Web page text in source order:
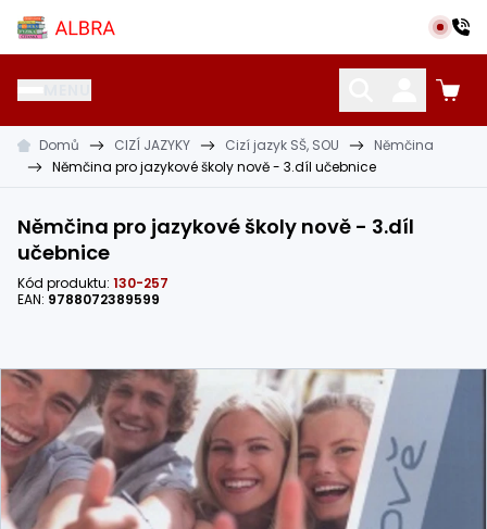
Přeskočit na hlavní obsah
Albra s.r.o.
KATALOG UČEBNIC CIZÍ JAZYKY OSTATNÍ POMŮCKY
Domů CIZÍ JAZYKY Cizí jazyk SŠ, SOU
Němčina
Němčina pro jazykové školy nově - 3.díl učebnice
Němčina pro jazykové školy nově - 3.díl
učebnice
Kód produktu: 130-257
EAN: 9788072389599